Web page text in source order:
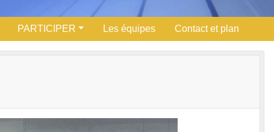
PARTICIPER Les équipes Contact et plan